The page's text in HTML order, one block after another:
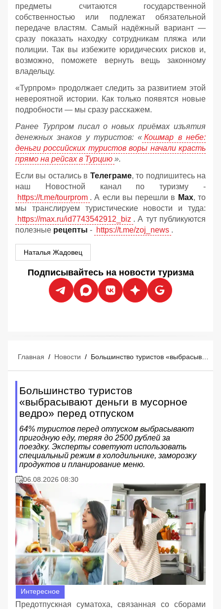
предметы считаются государственной
собственностью или подлежат обязательной
передаче властям. Самый надёжный вариант —
сразу показать находку сотрудникам пляжа или
полиции. Так вы избежите юридических рисков и,
возможно, поможете вернуть вещь законному
владельцу.
«Турпром» продолжает следить за развитием этой
невероятной истории. Как только появятся новые
подробности — мы сразу расскажем.
Ранее Турпром писал о новых приёмах изъятия
денежных знаков у туристов: « Кошмар в небе:
деньги российских туристов воры начали красть
прямо на рейсах в Турцию ».
Если вы остались в Телеграме, то подпишитесь на
наш Новостной канал по туризму -
https://t.me/tourprom . А если вы перешли в Мах, то
мы транслируем туристические новости и туда:
https://max.ru/id7743542912_biz . А тут публикуются
полезные рецепты - https://t.me/zoj_news .
Наталья Жадовец
Подписывайтесь на новости туризма
Главная / Новости /
Большинство туристов
«выбрасывают деньги в мусорное
ведро» перед отпуском
64% туристов перед отпуском выбрасывают
пригодную еду, теряя до 2500 рублей за
поездку. Эксперты советуют использовать
специальный режим в холодильнике, заморозку
продуктов и планирование меню.
06.08.2026 08:30
Интересное
Предотпускная суматоха, связанная со сборами